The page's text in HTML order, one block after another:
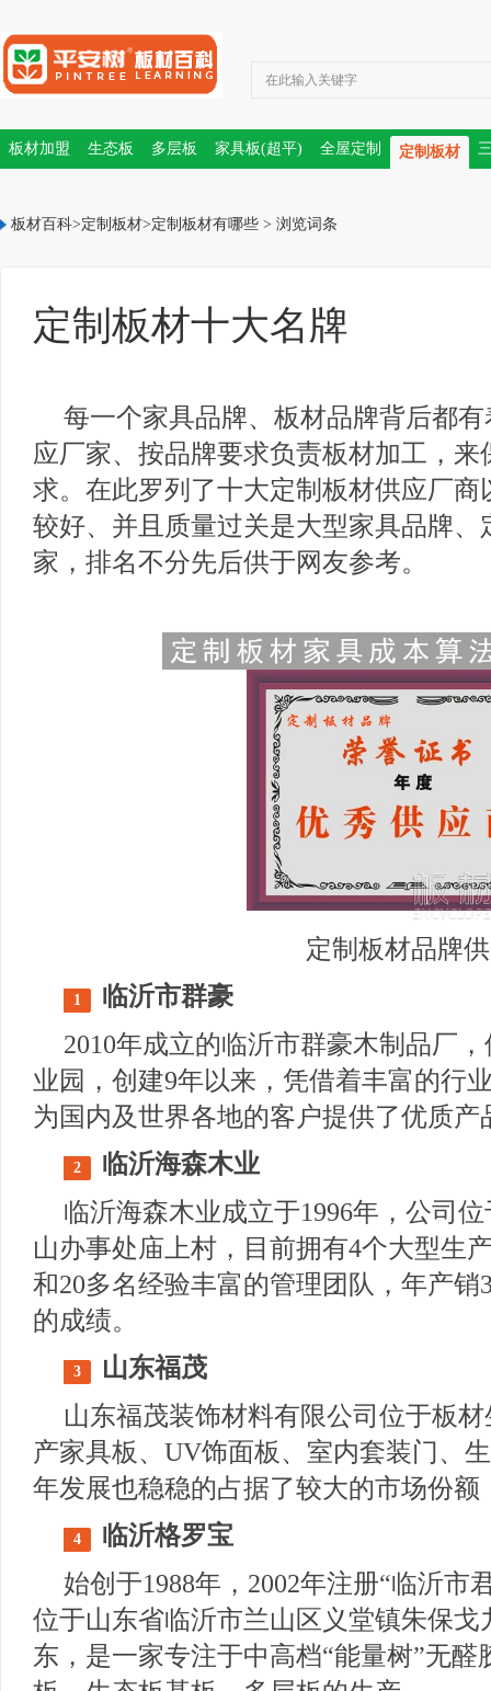
板材加盟 生态板 多层板 家具板(超平) 全屋定制 定制板材
板材百科>定制板材>定制板材有哪些 > 浏览词条
定制板材十大名牌
每一个家具品牌、板材品牌背后都
应厂家、按品牌要求负责板材加工，
求。在此罗列了十大定制板材供应厂
较好、并且质量过关是大型家具品牌
家，排名不分先后供于网友参考。
定制板材品牌
1
临沂市群豪
2010年成立的临沂市群豪木制品厂
业园，创建9年以来，凭借着丰富的行
为国内及世界各地的客户提供了优质
2
临沂海森木业
临沂海森木业成立于1996年，公司
山办事处庙上村，目前拥有4个大型生
和20多名经验丰富的管理团队，年产销
的成绩。
3
山东福茂
山东福茂装饰材料有限公司位于板
产家具板、UV饰面板、室内套装门、
年发展也稳稳的占据了较大的市场份
4
临沂格罗宝
始创于1988年，2002年注册“临沂市
位于山东省临沂市兰山区义堂镇朱保戈
东，是一家专注于中高档“能量树”无